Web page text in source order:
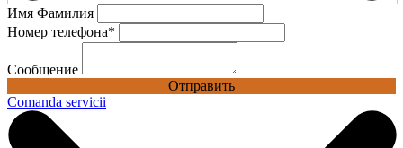
Имя Фамилия
Номер телефона*
Сообщение
Отправить
Comanda servicii